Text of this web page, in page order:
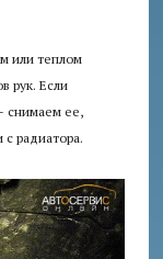
или теплом
рук. Если
снимаем ее,
с радиатора.